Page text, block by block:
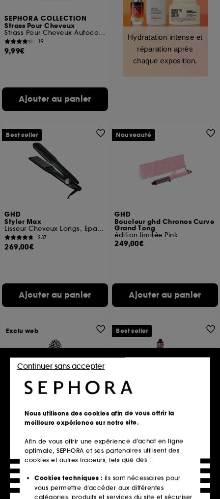
SEPHORA COLLECTION
Strass Pour Cheveux
Strass Pour Cheveux Autocollants
19
9,99€
Ajouter au panier
Hydratation intense et
réparation après
chaque exposition.
GHD
Styler Max
Lisseur Cheveux Longs, Épais, Bouclés
237
269,00€
Ajouter au panier
Best seller
GHD
Boucleur ghd Chronos Curve
Grand Tong
édition limitée Pink
249,00€
Ajouter au panier
Nouveauté
LA BONNE BROSSE
N.03 La Petite Brosse Cuir
Chevelu Sensible
14
109,00€
6 contenances disponibles
Ajouter au panier
Exclu web
AMIKA
Blowout Babe
Brosse thermique
110,00€
Ajouter au panier
Best seller
Nous utilisons des cookies afin de vous offrir la
meilleure expérience sur notre site.
Afin de vous offrir une expérience d’achat en ligne
optimale, SEPHORA et ses partenaires utilisent des
cookies et autres traceurs, tels que des :
Cookies techniques : ils sont nécessaires pour
vous permettre d’accéder aux différentes
catégories, produits et services du site et sécuriser
Continuer sans accepter